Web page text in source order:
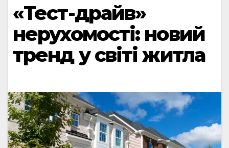
«Тест-драйв»
нерухомості: новий
тренд у світі житла